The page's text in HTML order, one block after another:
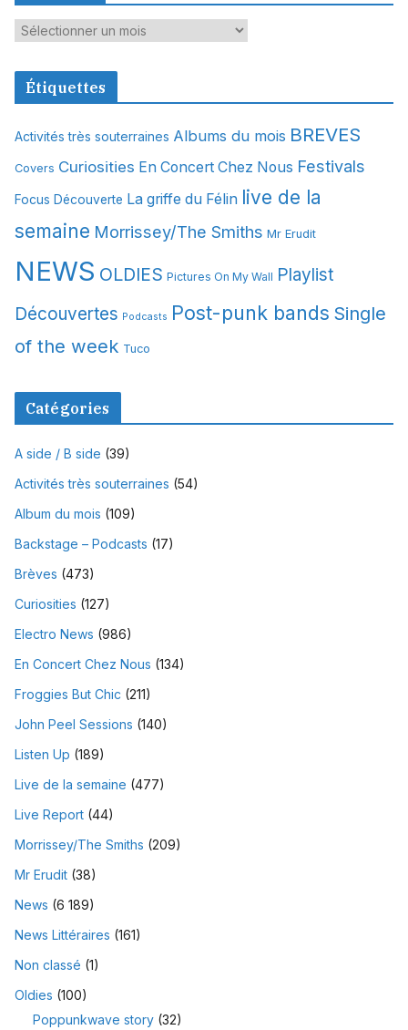
A
c
v
e
Étiquettes
Activités très souterraines Albums du mois BREVES
Covers Curiosities En Concert Chez Nous Festivals
Focus Découverte La griffe du Félin live de la
semaine Morrissey/The Smiths Mr Erudit
NEWS OLDIES Pictures On My Wall Playlist
Découvertes Podcasts Post-punk bands Single
of the week Tuco
Catégories
A side / B side (39)
Activités très souterraines (54)
Album du mois (109)
Backstage – Podcasts (17)
Brèves (473)
Curiosities (127)
Electro News (986)
En Concert Chez Nous (134)
Froggies But Chic (211)
John Peel Sessions (140)
Listen Up (189)
Live de la semaine (477)
Live Report (44)
Morrissey/The Smiths (209)
Mr Erudit (38)
News (6 189)
News Littéraires (161)
Non classé (1)
Oldies (100)
Poppunkwave story (32)